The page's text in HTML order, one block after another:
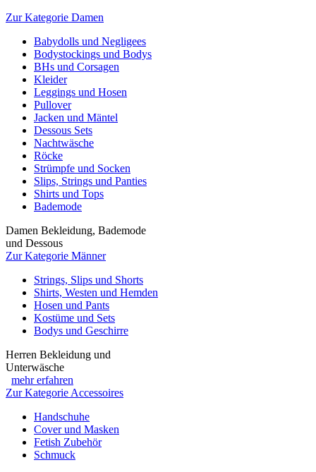
Zur Kategorie Damen
Babydolls und Negligees
Bodystockings und Bodys
BHs und Corsagen
Kleider
Leggings und Hosen
Pullover
Jacken und Mäntel
Dessous Sets
Nachtwäsche
Röcke
Strümpfe und Socken
Slips, Strings und Panties
Shirts und Tops
Bademode
Damen Bekleidung, Bademode
und Dessous
Zur Kategorie Männer
Strings, Slips und Shorts
Shirts, Westen und Hemden
Hosen und Pants
Kostüme und Sets
Bodys und Geschirre
Herren Bekleidung und
Unterwäsche
mehr erfahren
Zur Kategorie Accessoires
Handschuhe
Cover und Masken
Fetish Zubehör
Schmuck